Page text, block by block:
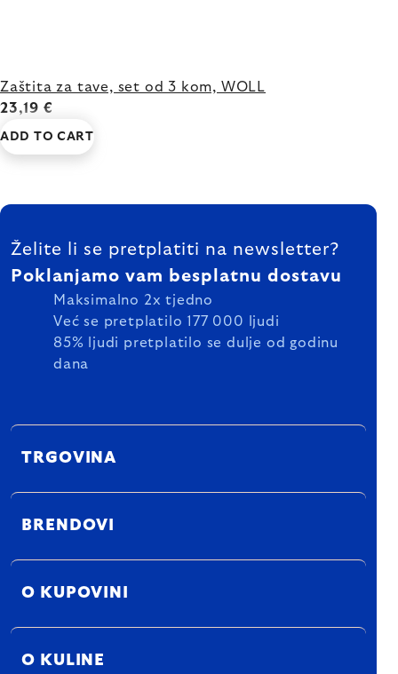
Zaštita za tave, set od 3 kom, WOLL
23,19 €
ADD TO CART
FOOTER
Želite li se pretplatiti na newsletter?
Poklanjamo vam besplatnu dostavu
Maksimalno 2x tjedno
Već se pretplatilo 177 000 ljudi
85% ljudi pretplatilo se dulje od godinu
dana
TRGOVINA
BRENDOVI
O KUPOVINI
O KULINE